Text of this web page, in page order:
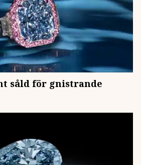
såld för gnistrande